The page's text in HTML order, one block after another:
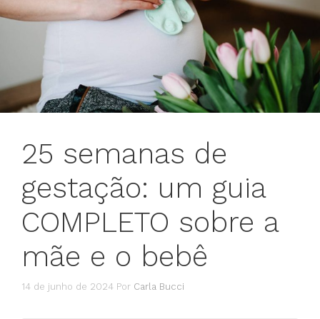
25 semanas de
gestação: um guia
COMPLETO sobre a
mãe e o bebê
14 de junho de 2024 Por Carla Bucci